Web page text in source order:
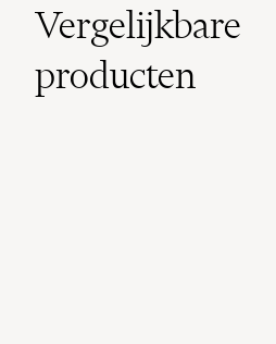
Vergelijkbare
producten